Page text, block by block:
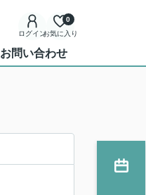
ログインお気に入り
0
お問い合わせ